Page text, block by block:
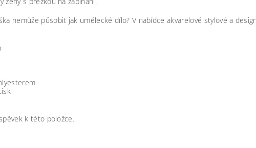
nemůže působit jak umělecké dílo? V nabídce akvarelové stylové a
k této položce.